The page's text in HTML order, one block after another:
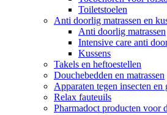
Toiletstoelen
Anti doorlig matrassen en
Anti doorlig matrassen
Intensive care anti
Kussens
Takels en heftoestellen
Douchebedden en matrassen
Apparaten tegen insecten en
Relax fauteuils
Pharmadoct producten voor